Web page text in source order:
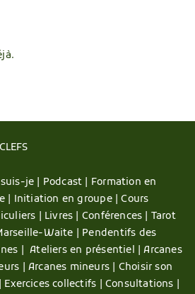
je | Podcast | Formation en
| Initiation en groupe |Cours
| Livres | Conférences | Tarot
Waite | Pendentifs des
|Ateliers en présentiel |Arcanes
| Arcanes mineurs | Choisir son
Exercices collectifs | Consultations |